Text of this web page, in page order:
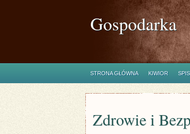
Gospodarka
STRONA GŁÓWNA KIWIOR
Zdrowie i